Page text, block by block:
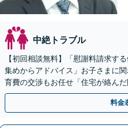
中絶トラブル
【初回相談無料】「慰謝料請求す
集めからアドバイス」お子さまに
育費の交渉もお任せ「住宅が絡ん
議・調停・裁判／面会交流／婚姻
料金